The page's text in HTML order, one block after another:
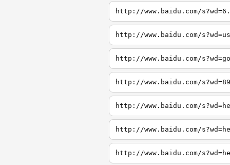
http://www.baidu.com/
http://www.baidu.com/
http://www.baidu.com/
http://www.baidu.com/
http://www.baidu.com/
http://www.baidu.com/
http://www.baidu.com/